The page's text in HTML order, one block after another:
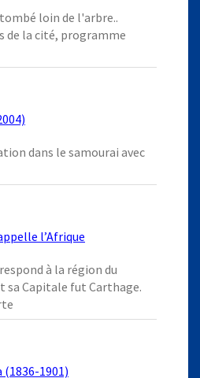
loin de l'arbre..
de la cité, programme
dans le samourai avec
l’Afrique
à la région du
sa Capitale fut Carthage.
(1836-1901)